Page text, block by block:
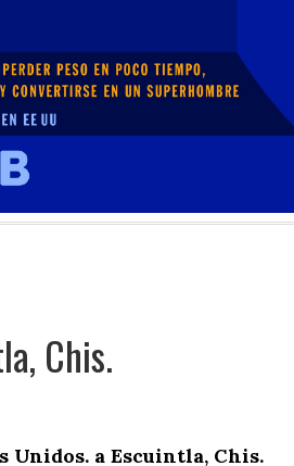
Chis.
Unidos. a Escuintla, Chis.